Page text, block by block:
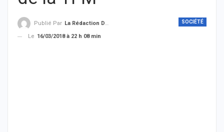
SOCIÉTÉ
Publié Par La Rédaction De THIEYSENEGAL.com
Le 16/03/2018 à 22 h 08 min